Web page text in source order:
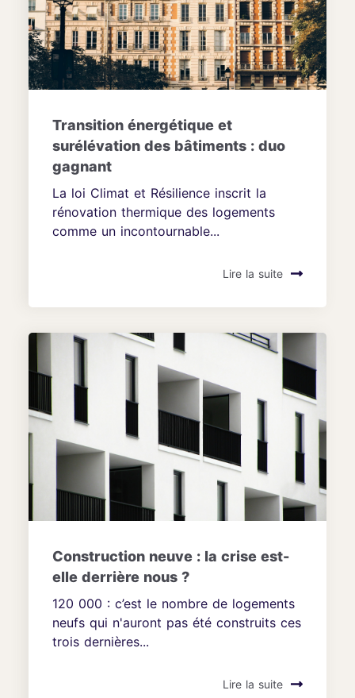
Transition énergétique et
surélévation des bâtiments : duo
gagnant
La loi Climat et Résilience inscrit la
rénovation thermique des logements
comme un incontournable...
Lire la suite
Construction neuve : la crise est-
elle derrière nous ?
120 000 : c’est le nombre de logements
neufs qui n'auront pas été construits ces
trois dernières...
Lire la suite